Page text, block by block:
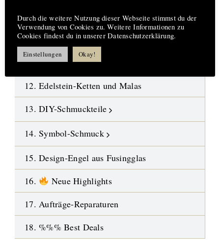
10. Polierte Steine-Trommelsteine
11. Gebohrte Steine-Anhänger
12. Edelstein-Ketten und Malas
13. DIY-Schmuckteile
14. Symbol-Schmuck
15. Design-Engel aus Fusingglas
16.
Neue Highlights
17. Aufträge-Reparaturen
18. %%% Best Deals
Durch die weitere Nutzung dieser Webseite stimmst du der
Verwendung von Cookies zu. Weitere Informationen zu
Cookies findest du in unserer Datenschutzerklärung.
Einstellungen Okay!